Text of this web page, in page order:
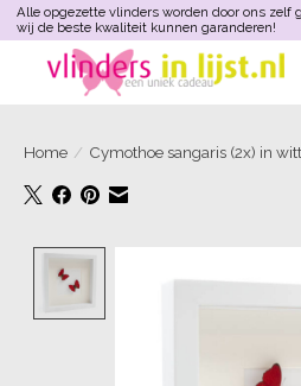
Alle opgezette vlinders worden door ons zelf
wij de beste kwaliteit kunnen garanderen!
Home / Cymothoe sangaris (2x) in